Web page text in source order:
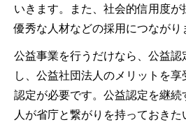
いきます。また、社会的信用度が
優秀な人材などの採用につながり
公益事業を行うだけなら、公益認
し、公益社団法人のメリットを
認定が必要です。公益認定を継
人が省庁と繋がりを持っておき